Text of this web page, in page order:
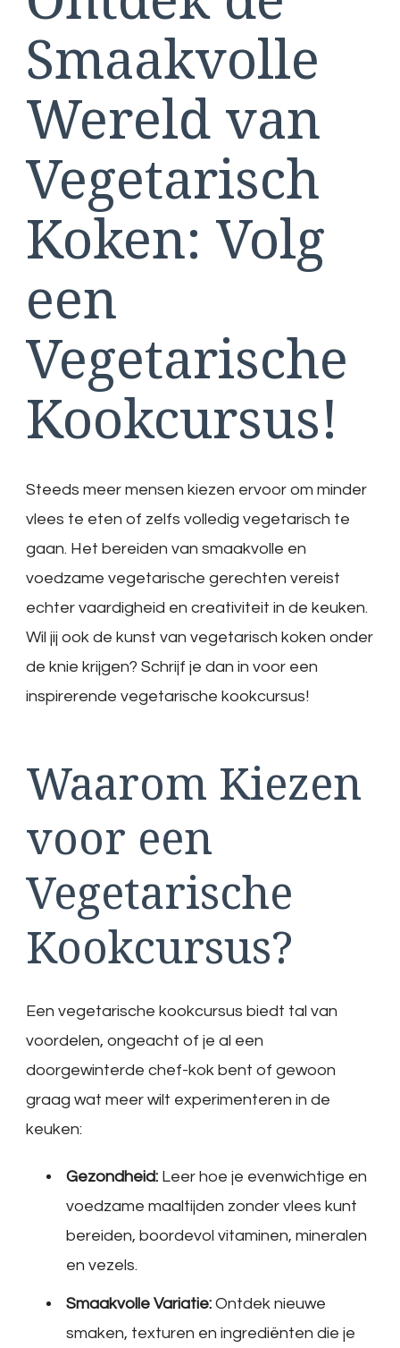
Smaakvolle
Wereld van
Vegetarisch
Koken: Volg
een
Vegetarische
Kookcursus!
Steeds meer mensen kiezen ervoor om minder
vlees te eten of zelfs volledig vegetarisch te
gaan. Het bereiden van smaakvolle en
voedzame vegetarische gerechten vereist
echter vaardigheid en creativiteit in de keuken.
Wil jij ook de kunst van vegetarisch koken onder
de knie krijgen? Schrijf je dan in voor een
inspirerende vegetarische kookcursus!
Waarom Kiezen
voor een
Vegetarische
Kookcursus?
Een vegetarische kookcursus biedt tal van
voordelen, ongeacht of je al een
doorgewinterde chef-kok bent of gewoon
graag wat meer wilt experimenteren in de
keuken:
Gezondheid: Leer hoe je evenwichtige en
voedzame maaltijden zonder vlees kunt
bereiden, boordevol vitaminen, mineralen
en vezels.
Smaakvolle Variatie: Ontdek nieuwe
smaken, texturen en ingrediënten die je